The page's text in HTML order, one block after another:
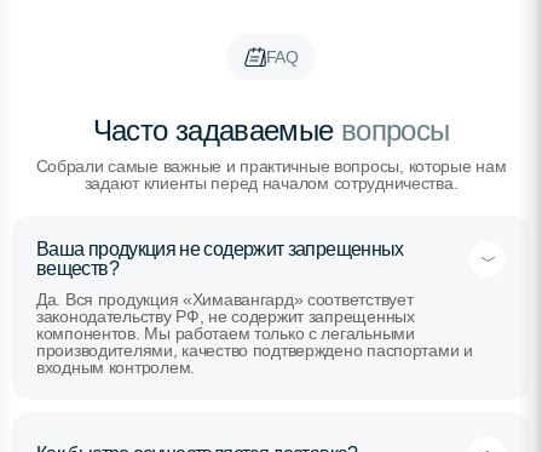
FAQ
Часто задаваемыевопросы
Собрали самые важные и практичные вопросы, которые нам
задают клиенты перед началом сотрудничества.
Ваша продукция не содержит запрещенных
веществ?
Да. Вся продукция «Химавангард» соответствует
законодательству РФ, не содержит запрещенных
компонентов. Мы работаем только с легальными
производителями, качество подтверждено паспортами и
входным контролем.